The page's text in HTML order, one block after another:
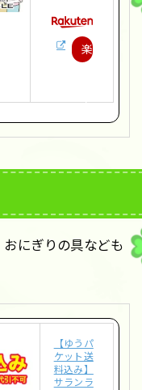
楽
で
購
にぎりの具なども
【ゆうパ
ケット送
料込み】
サランラ